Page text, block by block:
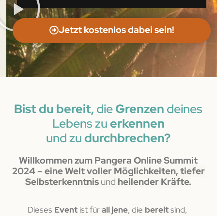
Jetzt kostenlos dabei sein!
Bist du bereit, dieGrenzen deines
Lebens zuerkennen
und zudurchbrechen?
Willkommen zum Pangera Online Summit
2024 – eine Welt voller Möglichkeiten, tiefer
Selbsterkenntnis und heilender Kräfte.
Dieses Event ist fürall jene, die bereitsind,